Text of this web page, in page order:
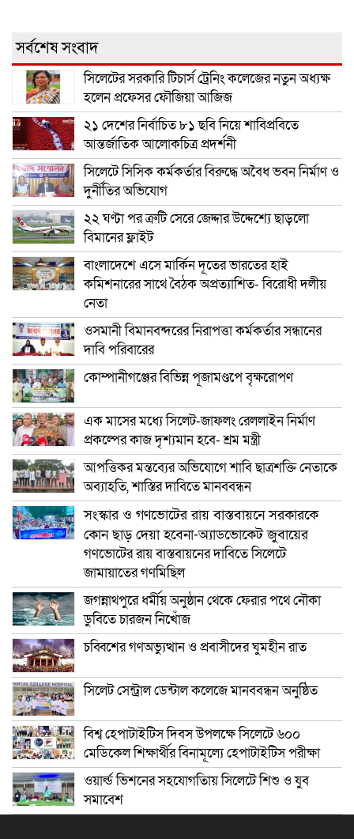
সর্বশেষ সংবাদ
সিলেটের সরকারি টিচার্স ট্রেনিং কলেজের নতুন অধ্যক্ষ
হলেন প্রফেসর ফৌজিয়া আজিজ
২১ দেশের নির্বাচিত ৮১ ছবি নিয়ে শাবিপ্রবিতে
আন্তর্জাতিক আলোকচিত্র প্রদর্শনী
সিলেটে সিসিক কর্মকর্তার বিরুদ্ধে অবৈধ ভবন নির্মাণ ও
দুর্নীতির অভিযোগ
২২ ঘণ্টা পর ত্রুটি সেরে জেদ্দার উদ্দেশ্যে ছাড়লো
বিমানের ফ্লাইট
বাংলাদেশে এসে মার্কিন দূতের ভারতের হাই
কমিশনারের সাথে বৈঠক অপ্রত্যাশিত- বিরোধী দলীয়
নেতা
ওসমানী বিমানবন্দরের নিরাপত্তা কর্মকর্তার সন্ধানের
দাবি পরিবারের
কোম্পানীগঞ্জের বিভিন্ন পূজামণ্ডপে বৃক্ষরোপণ
এক মাসের মধ্যে সিলেট-জাফলং রেললাইন নির্মাণ
প্রকল্পের কাজ দৃশ্যমান হবে- শ্রম মন্ত্রী
আপত্তিকর মন্তব্যের অভিযোগে শাবি ছাত্রশক্তি নেতাকে
অব্যাহতি, শাস্তির দাবিতে মানববন্ধন
সংস্কার ও গণভোটের রায় বাস্তবায়নে সরকারকে
কোন ছাড় দেয়া হবেনা-অ্যাডভোকেট জুবায়ের
গণভোটের রায় বাস্তবায়নের দাবিতে সিলেটে
জামায়াতের গণমিছিল
জগন্নাথপুরে ধর্মীয় অনুষ্ঠান থেকে ফেরার পথে নৌকা
ডুবিতে চারজন নিখোঁজ
চব্বিশের গণঅভ্যুত্থান ও প্রবাসীদের ঘুমহীন রাত
সিলেট সেন্ট্রাল ডেন্টাল কলেজে মানববন্ধন অনুষ্ঠিত
বিশ্ব হেপাটাইটিস দিবস উপলক্ষে সিলেটে ৬০০
মেডিকেল শিক্ষার্থীর বিনামূল্যে হেপাটাইটিস পরীক্ষা
ওয়ার্ল্ড ভিশনের সহযোগতিায় সিলেটে শিশু ও যুব
সমাবেশ